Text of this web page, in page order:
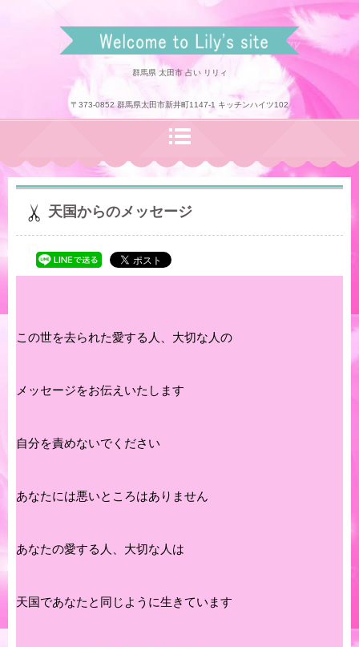
リリィのホームページ
群馬県 太田市 占い リリィ
〒373-0852 群馬県太田市新井町1147-1 キッチンハイツ102
天国からのメッセージ
この世を去られた愛する人、大切な人の
メッセージをお伝えいたします
自分を責めないでください
あなたには悪いところはありません
あなたの愛する人、大切な人は
天国であなたと同じように生きています